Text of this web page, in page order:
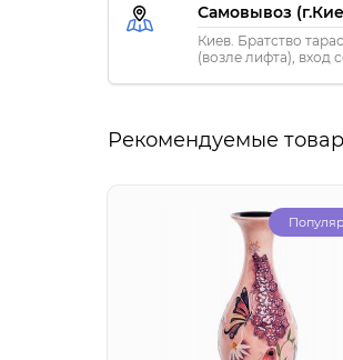
Самовывоз
Киев. Братство
(возле лифта), вход
Рекомендуемые